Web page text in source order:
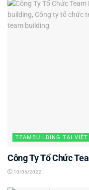
TEAMBUILDING TẠI VIỆT
Công Ty Tổ Chức
10/06/2022